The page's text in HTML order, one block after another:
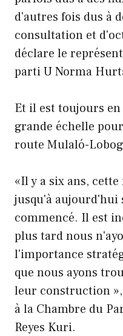
d'autres fois dus à
consultation et
déclare le
parti U Norma
Et il est toujours
grande échelle
route Mulaló-
«Il y a six ans,
jusqu'à aujourd'hui
commencé. Il est
plus tard nous
l'importance
que nous ayons
leur construction
à la Chambre du
Reyes Kuri.